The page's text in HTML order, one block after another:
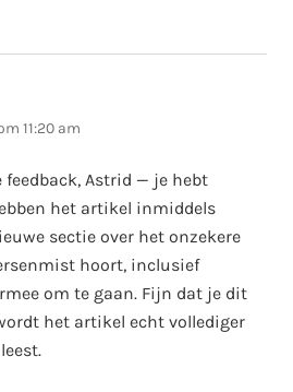
11:20 am
feedback, Astrid — je hebt
het artikel inmiddels
sectie over het onzekere
hoort, inclusief
om te gaan. Fijn dat je dit
het artikel echt vollediger